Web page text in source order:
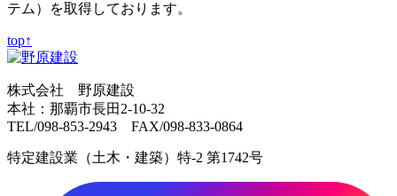
テム）を取得しております。
top↑
株式会社 野原建設
本社：那覇市長田2-10-32
TEL/098-853-2943 FAX/098-833-0864
特定建設業（土木・建築）特-2 第1742号